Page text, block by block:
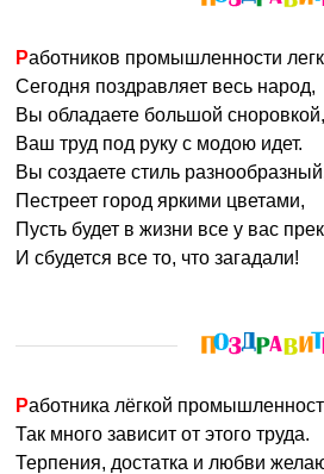
Работников промышленности
Сегодня поздравляет весь народ,
Вы обладаете большой сноровкой,
Ваш труд под руку с модою идет.
Вы создаете стиль
Пестреет город яркими цветами,
Пусть будет в жизни все у вас
И сбудется все то, что загадали!
Работника лёгкой
Так много зависит от этого труда.
Терпения, достатка и любви